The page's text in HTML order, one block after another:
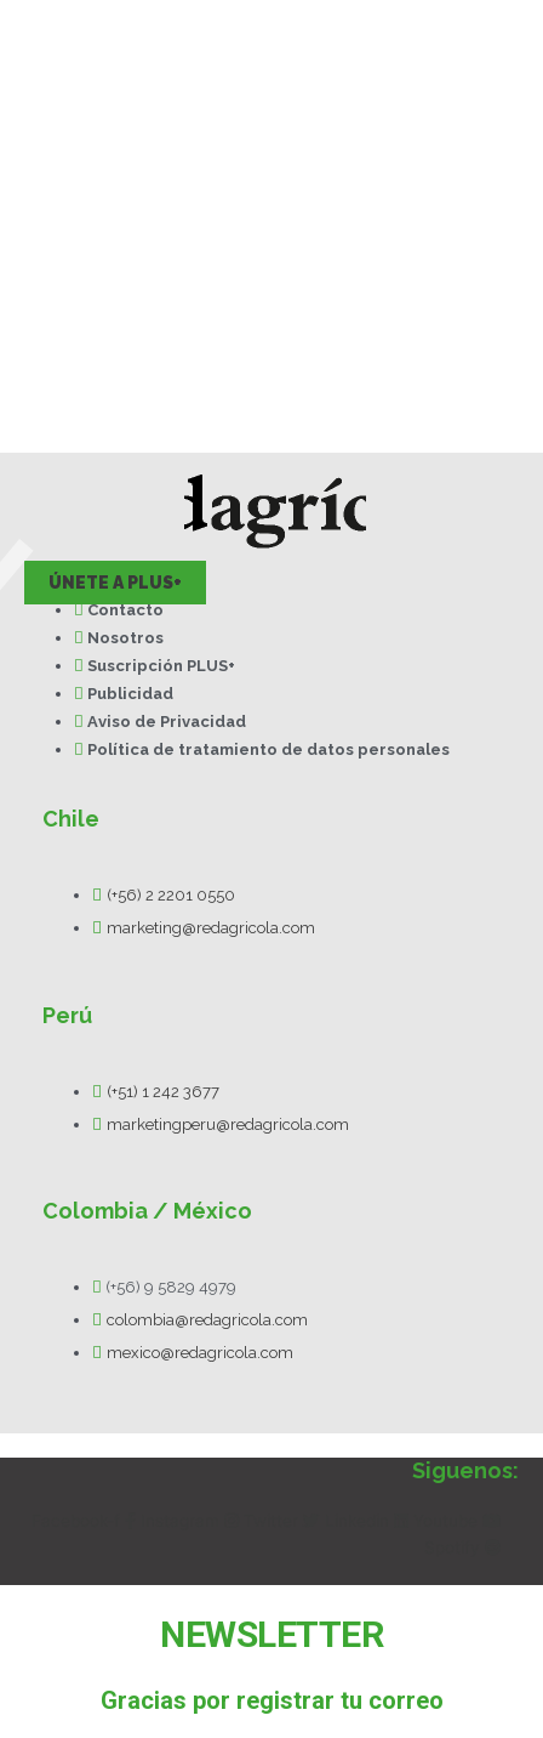
ÚNETE A PLUS+
Contacto
Nosotros
Suscripción PLUS+
Publicidad
Aviso de Privacidad
Política de tratamiento de datos personales
Chile
(+56) 2 2201 0550
marketing@redagricola.com
Perú
(+51) 1 242 3677
marketingperu@redagricola.com
Colombia / México
(+56) 9 5829 4979
colombia@redagricola.com
mexico@redagricola.com
Siguenos:
NEWSLETTER
Gracias por registrar tu correo